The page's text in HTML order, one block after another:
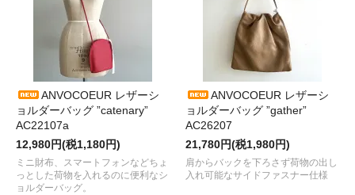
ANVOCOEUR レザーシ
ョルダーバッグ ”catenary”
AC22107a
12,980円(税1,180円)
ミニ財布、スマートフォンなどちょ
っとした荷物を入れるのに便利なシ
ョルダーバッグ。
ANVOCOEUR レザーシ
ョルダーバッグ ”gather”
AC26207
21,780円(税1,980円)
肩からバックを下ろさず荷物の出し
入れ可能なサイドファスナー仕様